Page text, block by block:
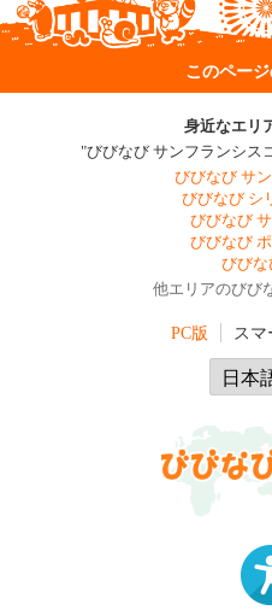
このペー
身近なエリ
"びびなび サンフランシス
びびなび サ
びびなび シ
びびなび
びびなび
びびな
他エリアのびび
PC版 ス